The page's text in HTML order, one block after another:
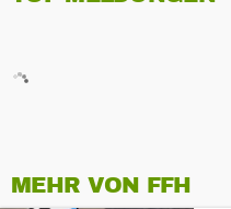
MEHR VON FFH